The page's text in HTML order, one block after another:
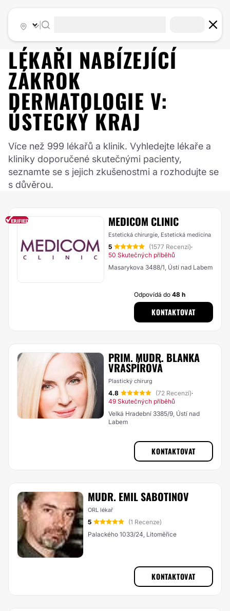
LÉKAŘI NABÍZEJÍCÍ
ZÁKROK
DERMATOLOGIE V:
ÚSTECKÝ KRAJ
Více než 999 lékařů a klinik. Vyhledejte lékaře a
kliniky doporučené skutečnými pacienty,
seznamte se s jejich zkušenostmi a rozhodujte se
s důvěrou.
MEDICOM CLINIC
Estetická chirurgie, Estetická medicína
5 (1577 Recenzí)·
50 Skutečných příběhů
Masarykova 3488/1, Ústí nad Labem
Odpovídá do48 h
KONTAKTOVAT
PRIM. MUDR. BLANKA
VRASPÍROVÁ
Plastický chirurg
4.8 (72 Recenzí)·
49 Skutečných příběhů
Velká Hradební 3385/9, Ústí nad
Labem
KONTAKTOVAT
MUDR. EMIL SABOTINOV
ORL lékař
5
(1 Recenze)
Palackého 1033/24, Litoměřice
KONTAKTOVAT